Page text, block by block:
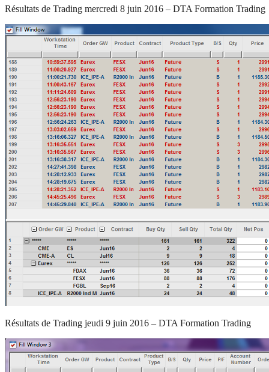
Résultats de Trading mercredi 8 juin 2016 – DTA Formation Trading
Résultats de Trading jeudi 9 juin 2016 – DTA Formation Trading